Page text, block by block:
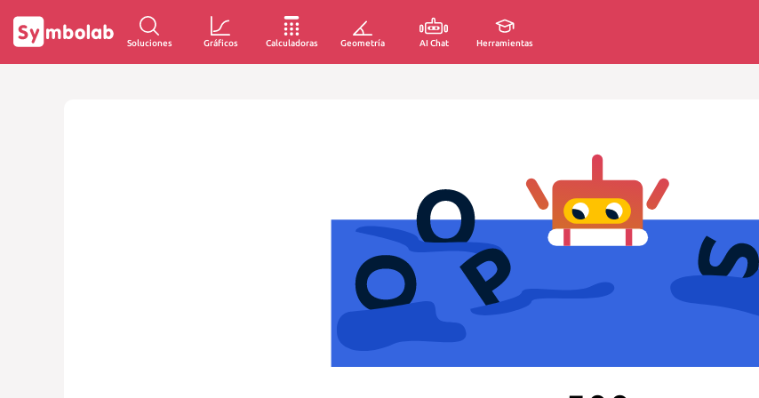
Soluciones Gráficos Calculadoras Geometría AI Chat Herramientas